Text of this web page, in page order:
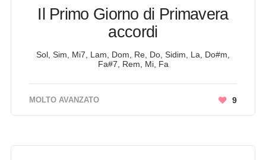
Il Primo Giorno di Primavera
accordi
Sol, Sim, Mi7, Lam, Dom, Re, Do, Sidim, La, Do#m,
Fa#7, Rem, Mi, Fa
MOLTO AVANZATO 9